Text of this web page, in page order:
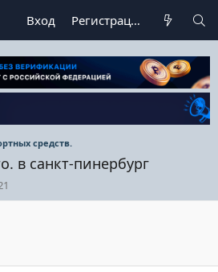
Вход Регистрация
средств.
в санкт-пинербург